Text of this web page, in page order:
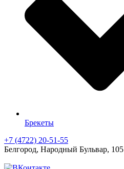
Брекеты
+7 (4722) 20-51-55
Белгород, Народный Бульвар, 105